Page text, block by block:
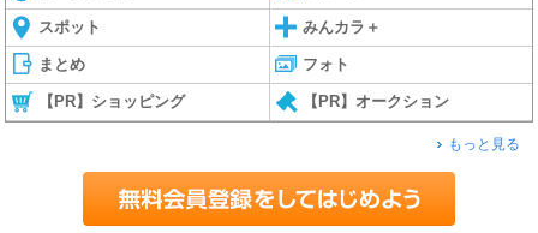
スポット みんカラ＋
まとめ フォト
【PR】ショッピング 【PR】オークション
もっと見る